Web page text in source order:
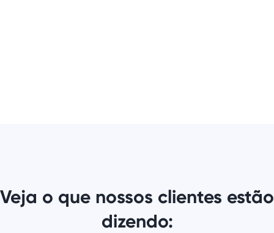
Veja o que nossos clientes estão
dizendo: